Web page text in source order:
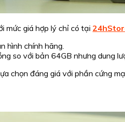
mức giá hợp lý chỉ có tại
hình chính hãng.
so với bản 64GB nhưng dung
chọn đáng giá với phần cứng